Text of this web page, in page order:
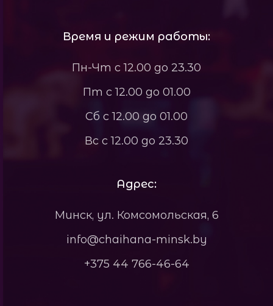
Время и режим работы:
Пн-Чт с 12.00 до 23.30
Пт с 12.00 до 01.00
Сб с 12.00 до 01.00
Вс с 12.00 до 23.30
Адрес:
Минск, ул. Комсомольская, 6
info@chaihana-minsk.by
+375 44 766-46-64